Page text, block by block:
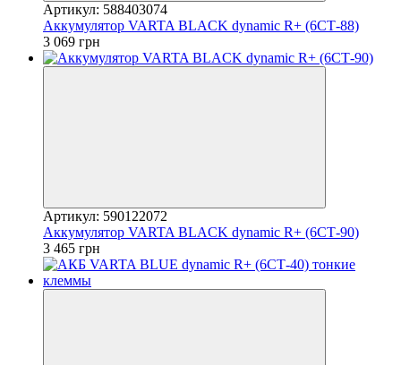
Артикул: 588403074
Аккумулятор VARTA BLACK dynamic R+ (6СТ-88)
3 069 грн
Артикул: 590122072
Аккумулятор VARTA BLACK dynamic R+ (6СТ-90)
3 465 грн